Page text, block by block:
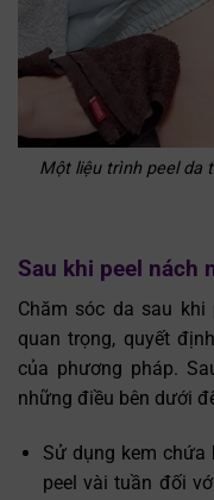
Một liệu trình peel da
Sau khi peel nách
Chăm sóc da sau khi
quan trọng, quyết
của phương pháp.
những điều bên dưới
Sử dụng kem
peel vài tuần đối